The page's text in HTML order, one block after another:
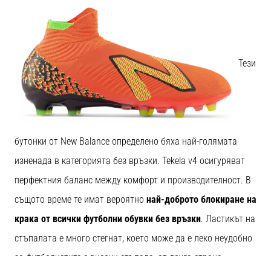
Тези
бутонки от New Balance определено бяха най-голямата
изненада в категорията без връзки. Tekela v4 осигуряват
перфектния баланс между комфорт и производителност. В
същото време те имат вероятно най-доброто блокиране на
крака от всички футболни обувки без връзки. Ластикът на
стъпалата е много стегнат, което може да е леко неудобно